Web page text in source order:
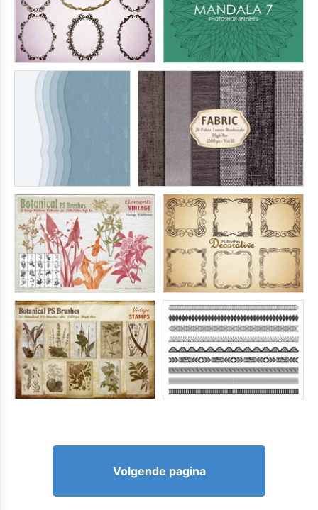
Volgende pagina